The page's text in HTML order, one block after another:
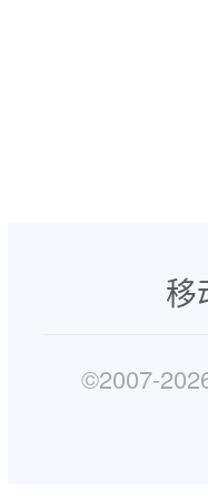
移
©2007-